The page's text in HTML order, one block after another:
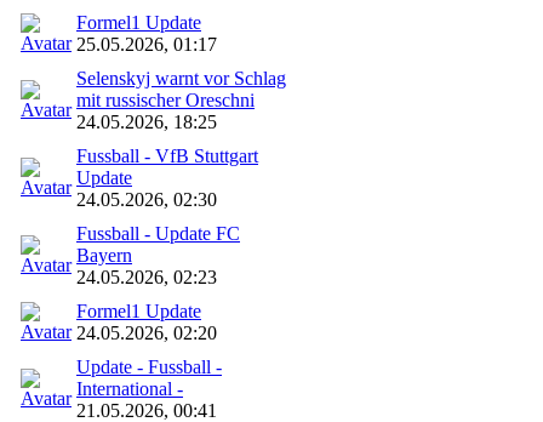
Formel1 Update
25.05.2026, 01:17
Selenskyj warnt vor Schlag
mit russischer Oreschni
24.05.2026, 18:25
Fussball - VfB Stuttgart
Update
24.05.2026, 02:30
Fussball - Update FC
Bayern
24.05.2026, 02:23
Formel1 Update
24.05.2026, 02:20
Update - Fussball -
International -
21.05.2026, 00:41